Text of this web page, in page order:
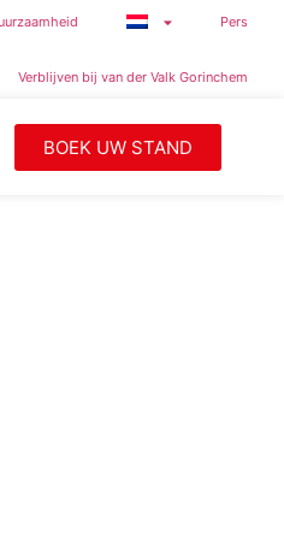
Pers
Verblijven bij van der Valk Gorinchem
BOEK UW STAND